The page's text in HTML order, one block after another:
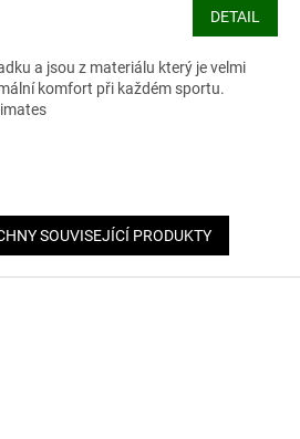
DETAIL
a jsou z materiálu který je velmi
komfort při každém sportu.
SOUVISEJÍCÍ PRODUKTY